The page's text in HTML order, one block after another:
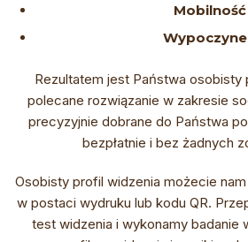
Mobilność
Rezultatem jest Państwa osobisty
polecane rozwiązanie w zakresie
precyzyjnie dobrane do Państwa
bezpłatnie i bez żadnych
Osobisty profil widzenia możecie
w postaci wydruku lub kodu QR.
test widzenia i wykonamy badanie